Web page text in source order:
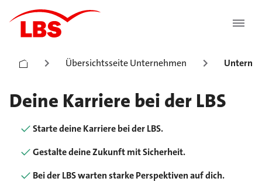
Übersichtsseite Unternehmen
Deine Karriere bei der LBS
Starte deine Karriere bei der LBS.
Gestalte deine Zukunft mit Sicherheit.
Bei der LBS warten starke Perspektiven auf dich.